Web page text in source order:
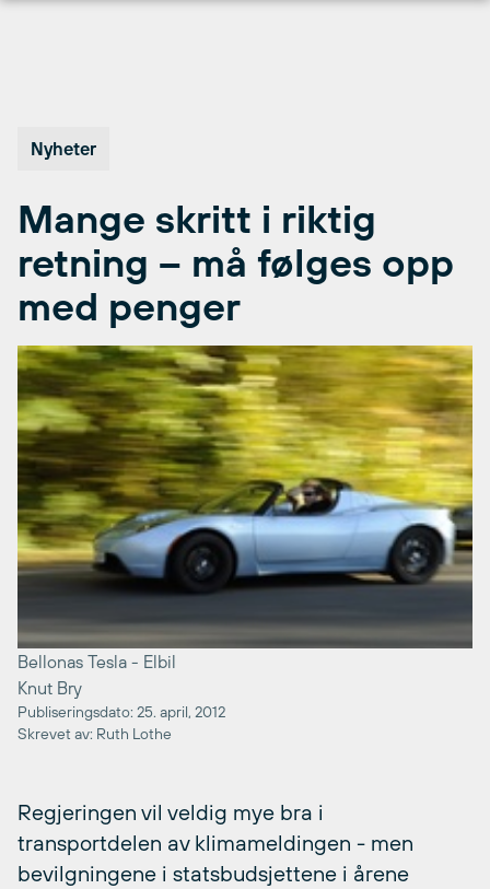
Nyheter
Mange skritt i riktig
retning – må følges opp
med penger
Bellonas Tesla - Elbil
Knut Bry
Publiseringsdato: 25. april, 2012
Skrevet av: Ruth Lothe
Regjeringen vil veldig mye bra i
transportdelen av klimameldingen - men
bevilgningene i statsbudsjettene i årene